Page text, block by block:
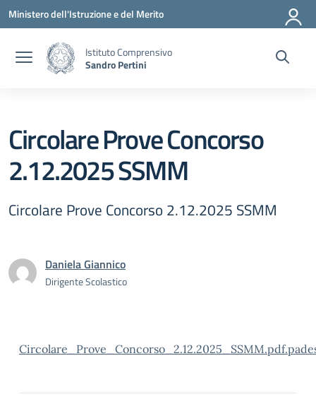
Vai ai contenuti
Vai al menu di navigazione
Vai al footer
Ministero dell'Istruzione e del Merito
Istituto Comprensivo
Sandro Pertini
Circolare Prove Concorso
2.12.2025 SSMM
Circolare Prove Concorso 2.12.2025 SSMM
Daniela Giannico
Dirigente Scolastico